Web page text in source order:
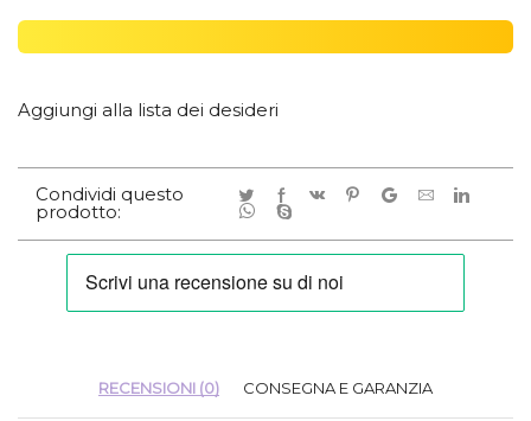
Aggiungi alla lista dei desideri
Condividi questo
prodotto:
RECENSIONI (0) CONSEGNA E GARANZIA